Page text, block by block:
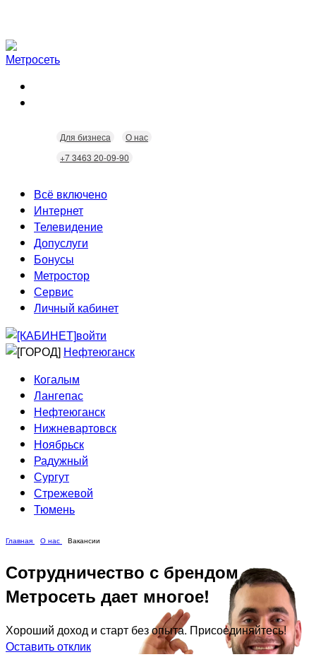
Для бизнеса
О нас
+7 3463 20-09-90
Всё включено
Интернет
Скорость
Безопасность
Wi-Fi
Технологии
Телевидение
Кабельное ТВ
Интерактивное ТВ
Допуслуги
Видеонаблюдение
Городские камеры
Домофония
Бонусы
Статусы
Бонусы
Скидки
Метростор
Сервис
Неисправности
Домовые сети
Личный кабинет
войти
Нефтеюганск
Когалым
Лангепас
Нефтеюганск
Нижневартовск
Ноябрьск
Радужный
Сургут
Стрежевой
Тюмень
Главная О нас Вакансии
Сотрудничество с брендом
Метросеть дает многое!
Хороший доход и старт без опыта. Присоединяйтесь!
Оставить отклик